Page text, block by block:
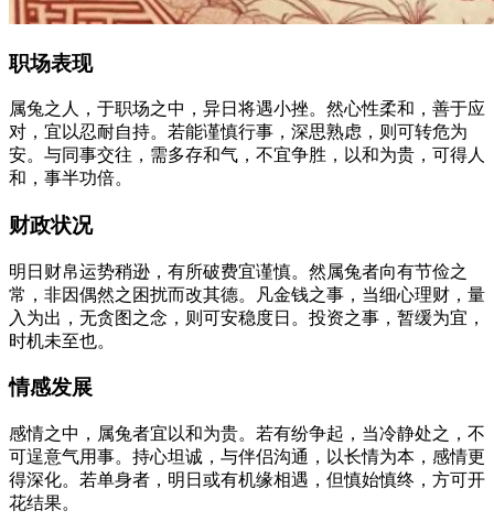
职场表现
属兔之人，于职场之中，异日将遇小挫。然心性柔和，善于应
对，宜以忍耐自持。若能谨慎行事，深思熟虑，则可转危为
安。与同事交往，需多存和气，不宜争胜，以和为贵，可得人
和，事半功倍。
财政状况
明日财帛运势稍逊，有所破费宜谨慎。然属兔者向有节俭之
常，非因偶然之困扰而改其德。凡金钱之事，当细心理财，量
入为出，无贪图之念，则可安稳度日。投资之事，暂缓为宜，
时机未至也。
情感发展
感情之中，属兔者宜以和为贵。若有纷争起，当冷静处之，不
可逞意气用事。持心坦诚，与伴侣沟通，以长情为本，感情更
得深化。若单身者，明日或有机缘相遇，但慎始慎终，方可开
花结果。